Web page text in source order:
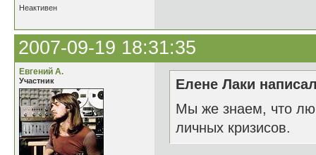
Неактивен
2007-09-19 18:31:35
Евгений А.
Участник
Елене Лаки
Мы же знаем, что
личных кризисов.